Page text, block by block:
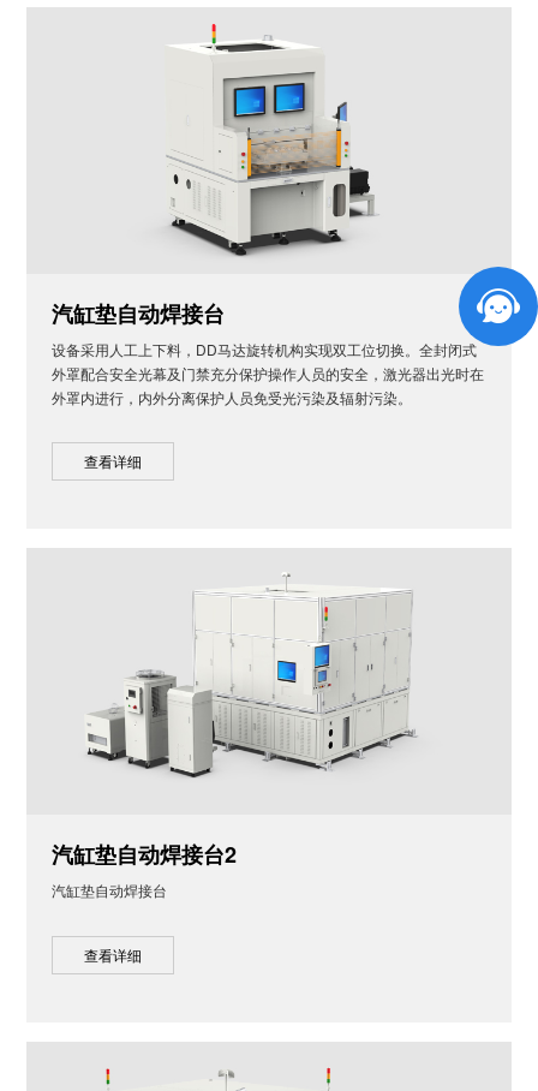
汽缸垫自动焊接台
设备采用人工上下料，DD马达旋转机构实现双工位切换。全封闭式
外罩配合安全光幕及门禁充分保护操作人员的安全，激光器出光时在
外罩内进行，内外分离保护人员免受光污染及辐射污染。
查看详细
汽缸垫自动焊接台2
汽缸垫自动焊接台
查看详细